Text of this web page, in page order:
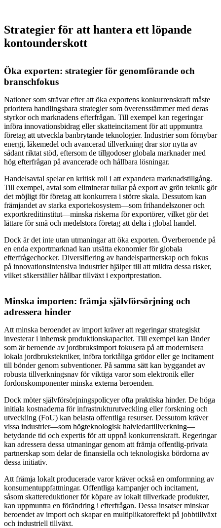
Strategier för att hantera ett löpande
kontounderskott
Öka exporten: strategier för genomförande och
branschfokus
Nationer som strävar efter att öka exportens konkurrenskraft måste
prioritera handlingsbara strategier som överensstämmer med deras
styrkor och marknadens efterfrågan. Till exempel kan regeringar
införa innovationsbidrag eller skatteincitament för att uppmuntra
företag att utveckla banbrytande teknologier. Industrier som förnybar
energi, läkemedel och avancerad tillverkning drar stor nytta av
sådant riktat stöd, eftersom de tillgodoser globala marknader med
hög efterfrågan på avancerade och hållbara lösningar.
Handelsavtal spelar en kritisk roll i att expandera marknadstillgång.
Till exempel, avtal som eliminerar tullar på export av grön teknik gör
det möjligt för företag att konkurrera i större skala. Dessutom kan
främjandet av starka exportekosystem—som frihandelszoner och
exportkreditinstitut—minska riskerna för exportörer, vilket gör det
lättare för små och medelstora företag att delta i global handel.
Dock är det inte utan utmaningar att öka exporten. Överberoende på
en enda exportmarknad kan utsätta ekonomier för globala
efterfrågechocker. Diversifiering av handelspartnerskap och fokus
på innovationsintensiva industrier hjälper till att mildra dessa risker,
vilket säkerställer hållbar tillväxt i exportprestation.
Minska importen: främja självförsörjning och
adressera hinder
Att minska beroendet av import kräver att regeringar strategiskt
investerar i inhemsk produktionskapacitet. Till exempel kan länder
som är beroende av jordbruksimport fokusera på att modernisera
lokala jordbrukstekniker, införa torktåliga grödor eller ge incitament
till bönder genom subventioner. På samma sätt kan byggandet av
robusta tillverkningsnav för viktiga varor som elektronik eller
fordonskomponenter minska externa beroenden.
Dock möter självförsörjningspolicyer ofta praktiska hinder. De höga
initiala kostnaderna för infrastrukturutveckling eller forskning och
utveckling (FoU) kan belasta offentliga resurser. Dessutom kräver
vissa industrier—som högteknologisk halvledartillverkning—
betydande tid och expertis för att uppnå konkurrenskraft. Regeringar
kan adressera dessa utmaningar genom att främja offentlig-privata
partnerskap som delar de finansiella och teknologiska bördorna av
dessa initiativ.
Att främja lokalt producerade varor kräver också en omformning av
konsumentuppfattningar. Offentliga kampanjer och incitament,
såsom skattereduktioner för köpare av lokalt tillverkade produkter,
kan uppmuntra en förändring i efterfrågan. Dessa insatser minskar
beroendet av import och skapar en multiplikatoreffekt på jobbtillväxt
och industriell tillväxt.